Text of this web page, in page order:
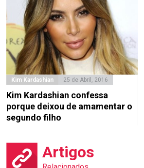
Kim Kardashian 25 de Abril, 2016
Kim Kardashian confessa
porque deixou de amamentar o
segundo filho
Artigos